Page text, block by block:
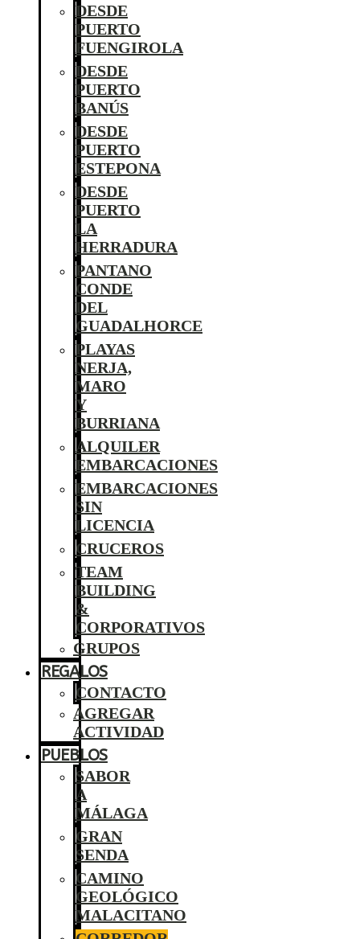
DESDE
PUERTO
FUENGIROLA
DESDE
PUERTO
BANÚS
DESDE
PUERTO
ESTEPONA
DESDE
PUERTO
LA
HERRADURA
PANTANO
CONDE
DEL
GUADALHORCE
PLAYAS
NERJA,
MARO
Y
BURRIANA
ALQUILER
EMBARCACIONES
EMBARCACIONES
SIN
LICENCIA
CRUCEROS
TEAM
BUILDING
&
CORPORATIVOS
GRUPOS
REGALOS
CONTACTO
AGREGAR
ACTIVIDAD
PUEBLOS
SABOR
A
MÁLAGA
GRAN
SENDA
CAMINO
GEOLÓGICO
MALACITANO